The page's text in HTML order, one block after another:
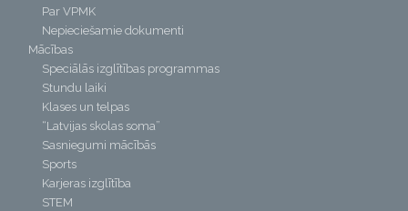
Par VPMK
Nepieciešamie dokumenti
Mācības
Speciālās izglītības programmas
Stundu laiki
Klases un telpas
“Latvijas skolas soma”
Sasniegumi mācībās
Sports
Karjeras izglītība
STEM